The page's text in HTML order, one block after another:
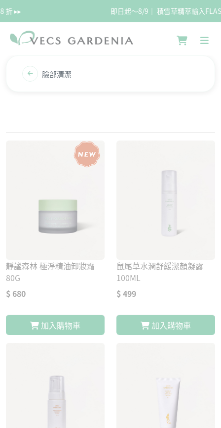
即日起～8/9｜ 積雪草精萃輸入FLASH 享75折 ▸▸
臉部清潔
靜謐森林 極淨精油卸妝霜
80G
$ 680
加入購物車
鼠尾草水潤舒緩潔顏凝露
100ML
$ 499
加入購物車